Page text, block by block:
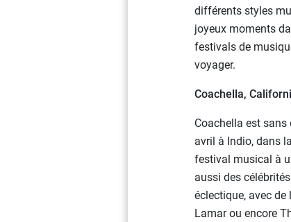
différents styles
joyeux moments
festivals de
voyager.
Coachella,
Coachella est sans
avril à Indio, dans
festival musical à
aussi des
éclectique, avec de
Lamar ou encore